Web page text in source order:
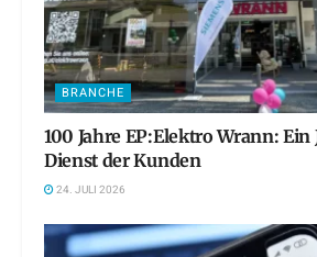
BRANCHE
100 Jahre EP:Elektro Wrann:
Dienst der Kunden
24. JULI 2026